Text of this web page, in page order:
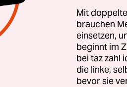
historischen
es für diese Tunesier
galt erst recht für
und
Mit
brauchen
einsetzen,
beginnt im
bei taz zahl
die linke,
bevor sie